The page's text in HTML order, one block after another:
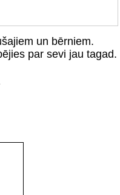
un bērniem.
par sevi jau tagad.